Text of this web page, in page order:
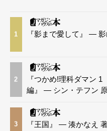
1 『影まで愛して』 —
2
『つかめ!理科ダマン
編』 — シン・テフン
3 『王国』 — 湊かなえ